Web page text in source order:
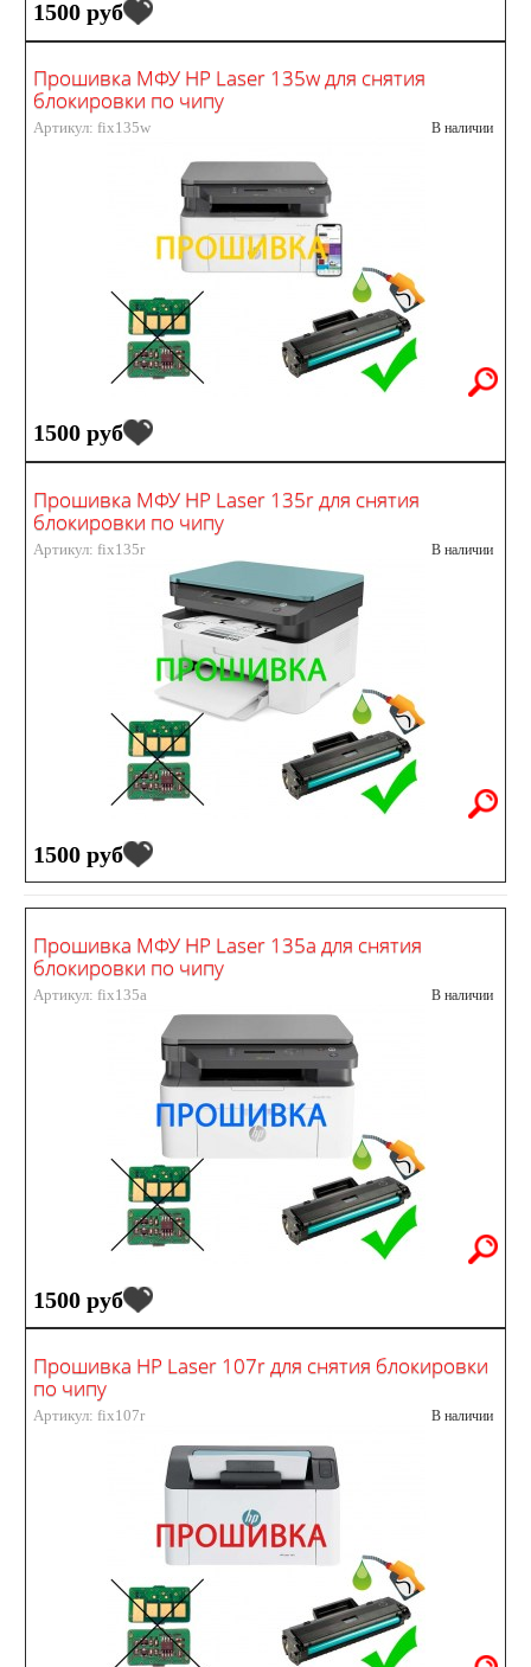
1500 руб
Прошивка МФУ HP Laser 135w для снятия
блокировки по чипу
Артикул: fix135w В наличии
1500 руб
Прошивка МФУ HP Laser 135r для снятия
блокировки по чипу
Артикул: fix135r В наличии
1500 руб
Прошивка МФУ HP Laser 135a для снятия
блокировки по чипу
Артикул: fix135a В наличии
1500 руб
Прошивка HP Laser 107r для снятия блокировки
по чипу
Артикул: fix107r В наличии